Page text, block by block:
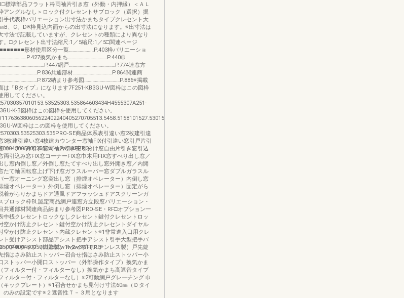
標準部品フラット枠両袖片引き窓（外動・内押縁）＜ＡＬ
アングルなし＞ロック付クレセントサブロック（選択）掘
手代表枠バリエーション出寸法かまちタイプクレセント大
B、C、D※枠見込内面からの出寸法になります。※出寸法は
寸法で記載していますが、クレセントの種類により異なり
。□クレセント出寸法縮尺:1／5縮尺:1／5□関連ページ
形材使用区分一覧…………………P.403枠バリエーショ
換気かまち……………………………P.440巾
網戸…………………………………P.774連窓方
共通部材……………………………P.864関連商
納まり参考図…………………………P.886※掲載
は「Bタイプ」になります7F251-KB3GU-W図枠はこの図枠
用してください。
K-B図枠はこの図枠を使用してください。
W図枠はこの図枠を使用してください。
SE商品体系表引違い窓2枚建引違
3枚建引違い窓4枚建カウンター窓袖FIX付引違い窓引戸片引
コーナー片引き窓両袖片引き窓引分け窓自由片引き窓引込
両引込み窓FIX窓コーナーFIX窓巾木用FIX窓すべり出し窓／
し窓内倒し窓／外倒し窓たてすべり出し窓外開き窓／内開
たて軸回転窓上げ下げ窓ガラスルーバー窓ダブルガラスル
ー窓オーニング窓突出し窓（排煙オペレーター）内倒し窓
排煙オペレーター）外倒し窓（排煙オペレーター）固定がら
着がらりかまちドア通風ドアフラッシュドアスクリーンガ
ブロック枠BL認定商品網戸連窓方立段窓バリエーション・
共通部材関連商品納まり参考図PRO-SE・RF□オプション一
中桟クレセントロックなしクレセント鍵付クレセントロッ
空かけ防止クレセント鍵付空かけ防止クレセントダイヤル
空かけ防止クレセント内蔵クレセント※1非常進入口用クレ
ト受けアシスト部品アシスト把手アシスト引手大型把手バ
イプＲタイプ（樹脂製）Ｒタイプ（ステンレス製）戸先錠
指はさみ防止ストッパー召合せ指はさみ防止ストッパー小
ストッパー小開口ストッパー（外部操作タイプ）換気かま
フィルター付・フィルターなし）換気かまち高遮音タイプ
フィルター付・フィルターなし）※2可動網戸グレーチング 巾
キックプレート）※1召合せかまち見付け寸法60㎜（Ｄタイ
のみの設定です※２遮音性Ｔ－３用となります